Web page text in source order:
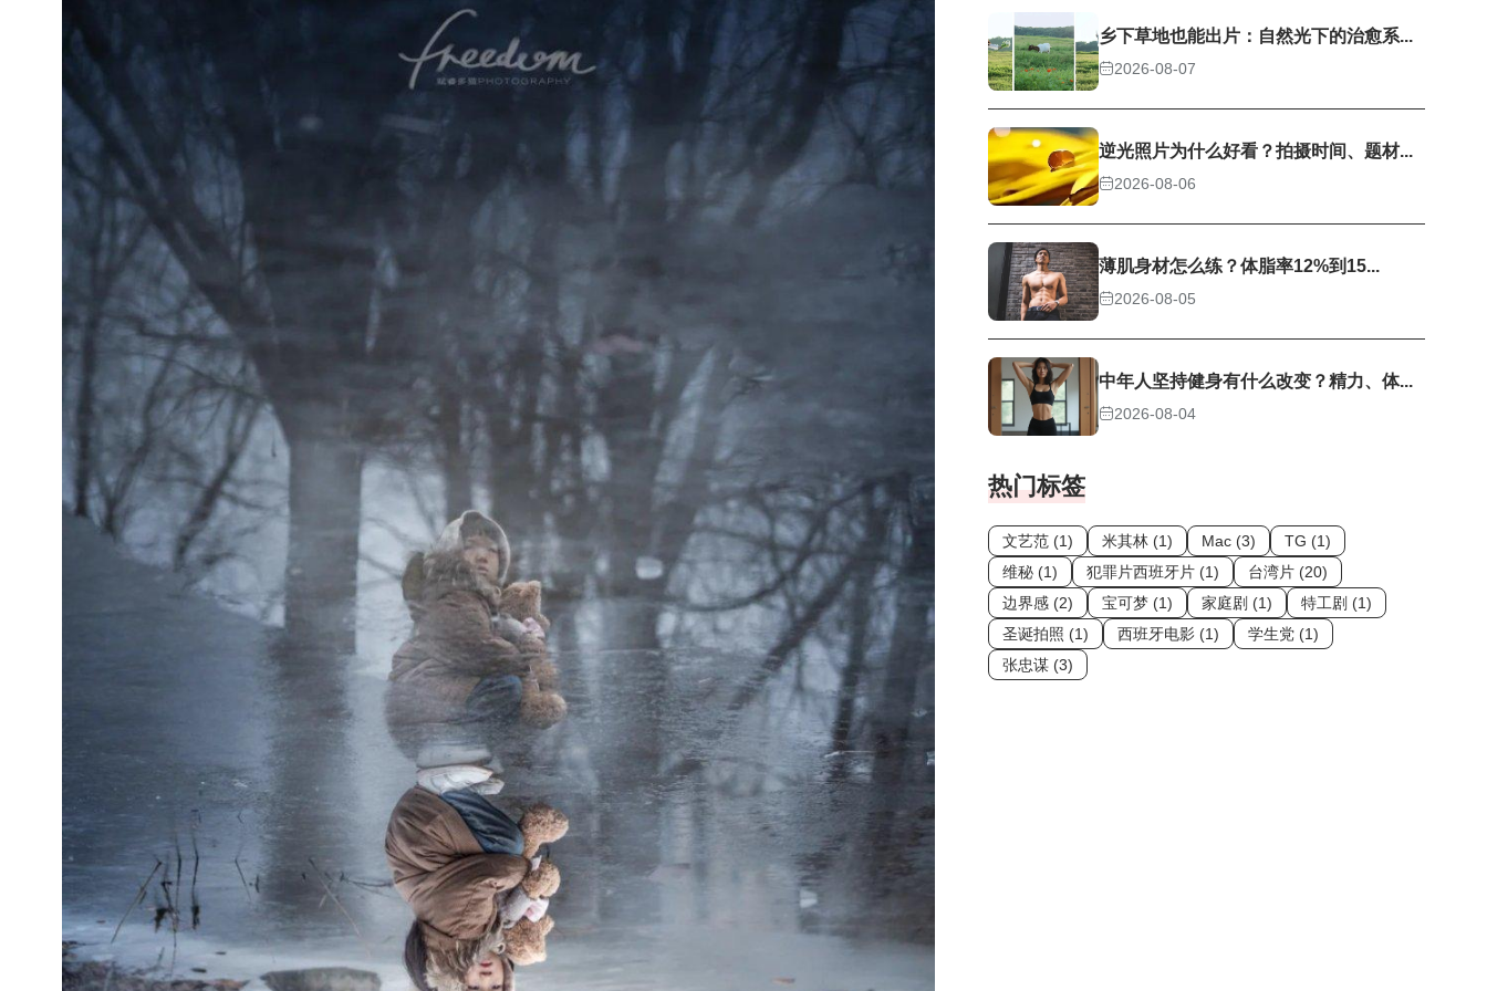
乡下草地也能出片：自然光下的治愈系...
2026-08-07
逆光照片为什么好看？拍摄时间、题材...
2026-08-06
薄肌身材怎么练？体脂率12%到15...
2026-08-05
中年人坚持健身有什么改变？精力、体...
2026-08-04
热门标签
文艺范 (1) 米其林 (1) Mac (3)
TG (1)
维秘 (1)
犯罪片西班牙片 (1)
台湾片 (20)
边界感 (2)
宝可梦 (1) 家庭剧 (1)
特工剧 (1)
圣诞拍照 (1)
西班牙电影 (1)
学生党 (1)
张忠谋 (3)